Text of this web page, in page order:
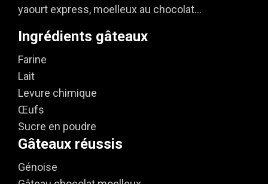
yaourt express, moelleux au chocolat…
Ingrédients gâteaux
Farine
Lait
Levure chimique
Œufs
Sucre en poudre
Gâteaux réussis
Génoise